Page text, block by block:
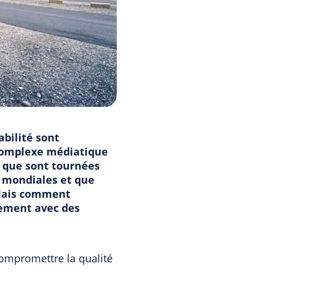
sont
médiatique
sont tournées
et que
comment
avec des
la qualité